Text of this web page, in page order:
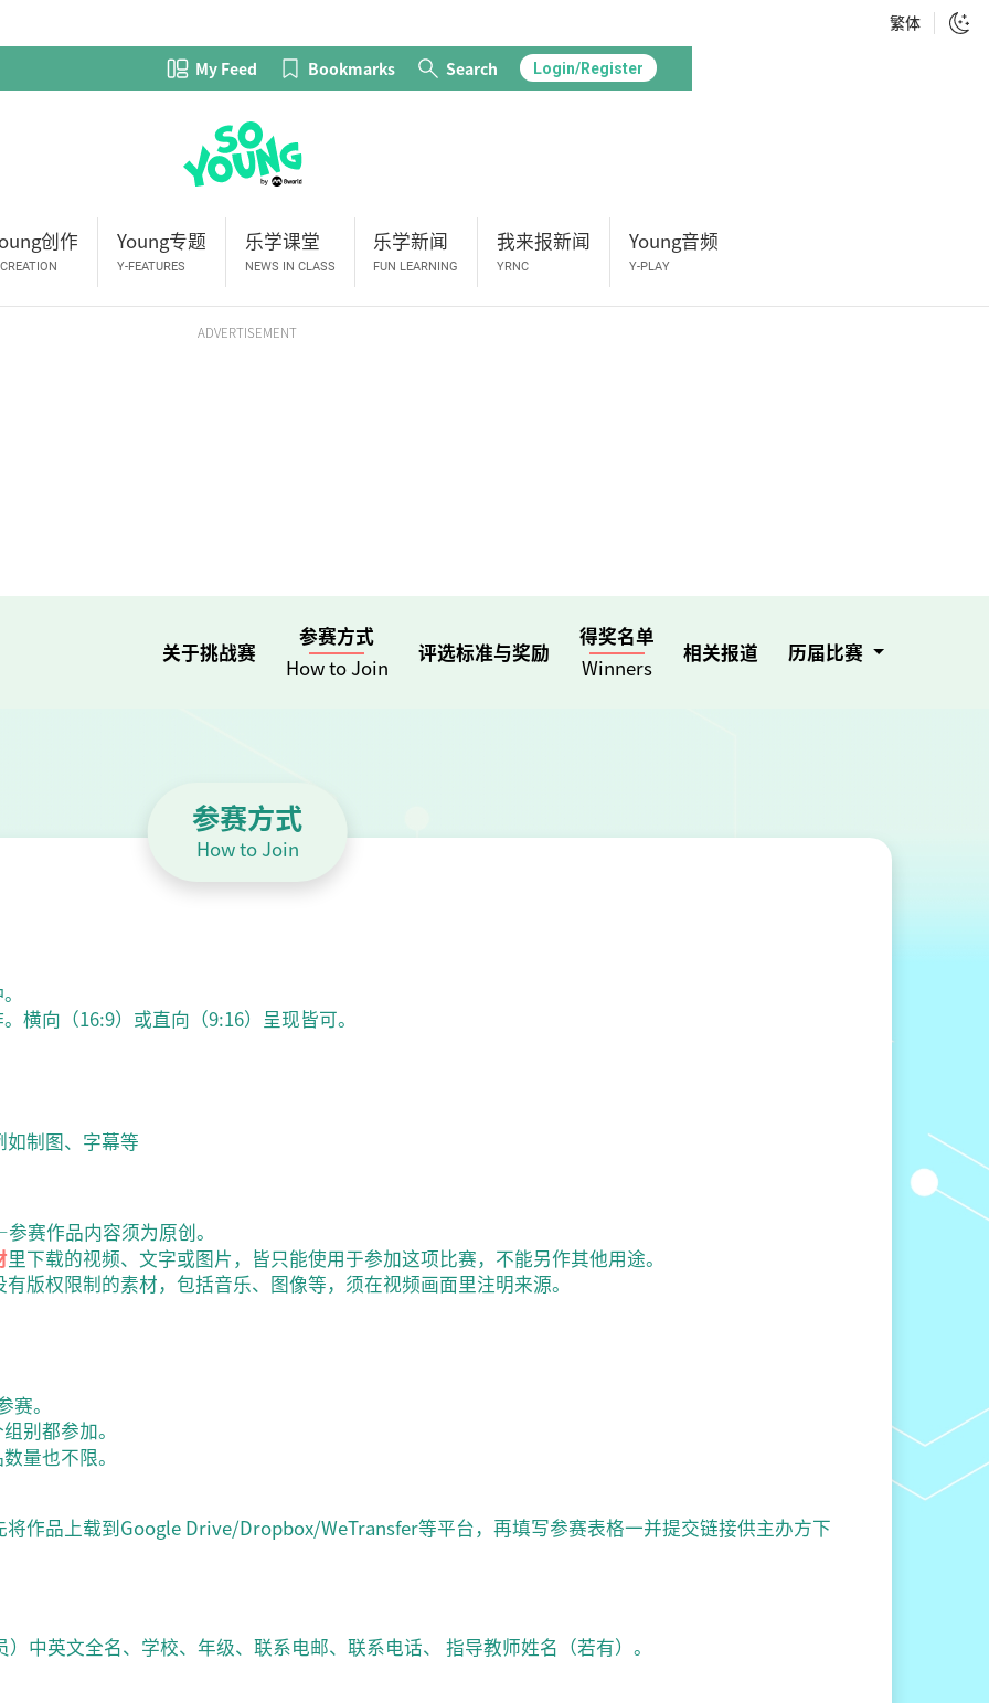
繁体
My Feed Bookmarks Search Login/Register
创作 Young专题
Y-FEATURES
乐学课堂
NEWS IN CLASS
乐学新闻
FUN LEARNING
我来报新闻
YRNC
Young音频
Y-PLAY
ADVERTISEMENT
关于挑战赛
参赛方式
How to Join
评选标准与奖励
得奖名单
Winners
相关报道 历届比赛
参赛方式
How to Join
横向（16:9）或直向（9:16）呈现皆可。
制图、字幕等
赛作品内容须为原创。
里下载的视频、文字或图片，皆只能使用于参加这项比赛，不能另作其他用途。
版权限制的素材，包括音乐、图像等，须在视频画面里注明来源。
。
别都参加。
量也不限。
作品上载到Google Drive/Dropbox/WeTransfer等平台，再填写参赛表格一并提交链接供主办方下
中英文全名、学校、年级、联系电邮、联系电话、 指导教师姓名（若有）。